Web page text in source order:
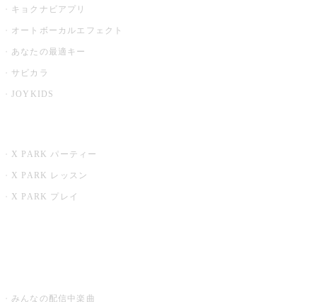
キョクナビアプリ
オートボーカルエフェクト
あなたの最適キー
サビカラ
JOYKIDS
X PARK パーティー
X PARK レッスン
X PARK プレイ
みんなの配信中楽曲